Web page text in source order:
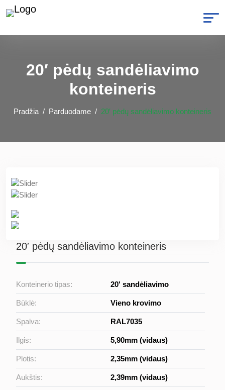
20′ pėdų sandėliavimo
konteineris
Pradžia Parduodame 20′ pėdų sandėliavimo konteineris
20′ pėdų sandėliavimo konteineris
Konteinerio tipas: 20' sandėliavimo
Būklė: Vieno krovimo
Spalva: RAL7035
Ilgis: 5,90mm (vidaus)
Plotis: 2,35mm (vidaus)
Aukštis: 2,39mm (vidaus)